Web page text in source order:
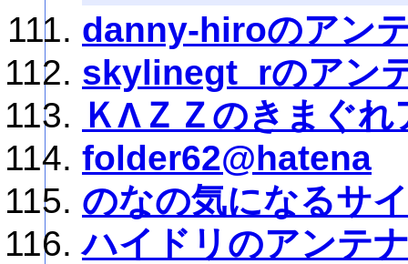
danny-hiroのアン
skylinegt_rのアン
ＫΛＺＺのきまぐれ
folder62@hatena
のなの気になるサ
ハイドリのアンテ